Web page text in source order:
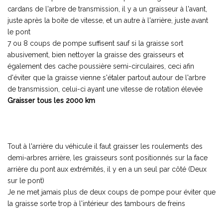
cardans de l'arbre de transmission, il y a un graisseur à l'avant,
juste après la boite de vitesse, et un autre à l'arrière, juste avant
le pont
7 ou 8 coups de pompe suffisent sauf si la graisse sort
abusivement, bien nettoyer la graisse des graisseurs et
également des cache poussière semi-circulaires, ceci afin
d'éviter que la graisse vienne s'étaler partout autour de l'arbre
de transmission, celui-ci ayant une vitesse de rotation élevée
Graisser tous les 2000 km
Tout à l'arrière du véhicule il faut graisser les roulements des
demi-arbres arrière, les graisseurs sont positionnés sur la face
arrière du pont aux extrémités, il y en a un seul par côté (Deux
sur le pont)
Je ne met jamais plus de deux coups de pompe pour éviter que
la graisse sorte trop à l'intérieur des tambours de freins